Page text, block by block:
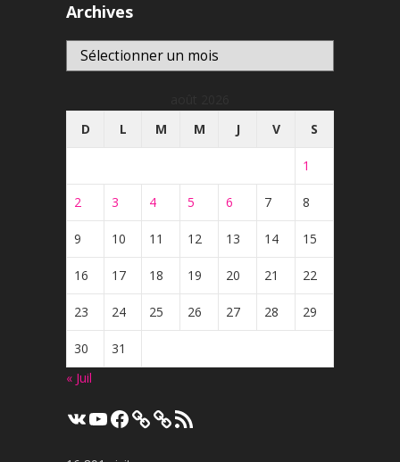
Archives
Archives
D
L M M J V S
1
2 3 4 5 6 7 8
9 10 11 12 13 14 15
16 17 18 19 20 21 22
23 24 25 26 27 28 29
30
31
« Juil
VK YouTube
Facebook Flux
RSS